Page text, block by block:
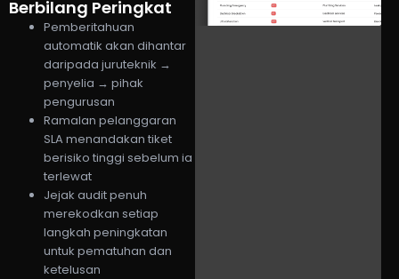
Berbilang Peringkat
Pemberitahuan
automatik akan dihantar
daripada juruteknik →
penyelia → pihak
pengurusan
Ramalan pelanggaran
SLA menandakan tiket
berisiko tinggi sebelum ia
terlewat
Jejak audit penuh
merekodkan setiap
langkah peningkatan
untuk pematuhan dan
ketelusan